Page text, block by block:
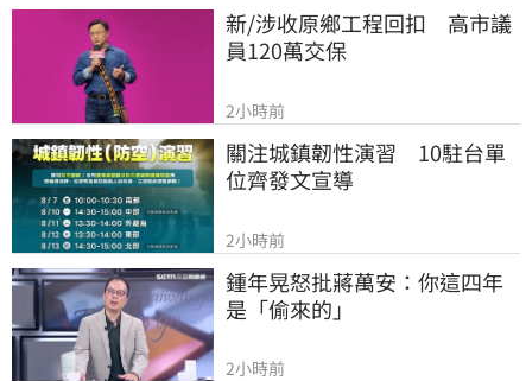
新/涉收原鄉工程回扣　高市議
員120萬交保
2小時前
關注城鎮韌性演習　10駐台單
位齊發文宣導
2小時前
鍾年晃怒批蔣萬安：你這四年
是「偷來的」
2小時前